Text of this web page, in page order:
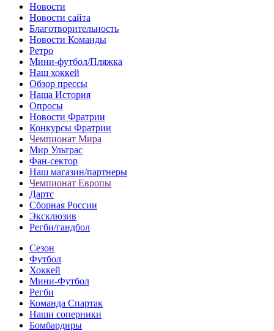
Новости
Новости сайта
Благотворительность
Новости Команды
Ретро
Мини-футбол/Пляжка
Наш хоккей
Обзор прессы
Наша История
Опросы
Новости Фратрии
Конкурсы Фратрии
Чемпионат Мира
Мир Ультрас
Фан-cектор
Наш магазин/партнеры
Чемпионат Европы
Дартс
Сборная России
Эксклюзив
Регби/гандбол
Сезон
Футбол
Хоккей
Мини-Футбол
Регби
Команда Спартак
Наши соперники
Бомбардиры